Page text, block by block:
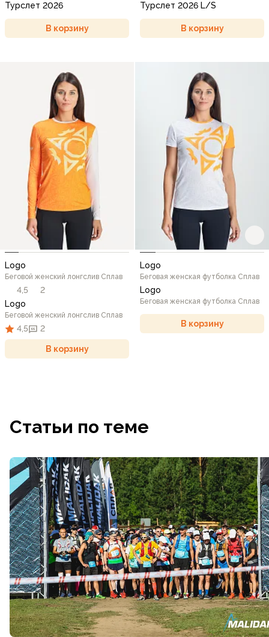
Турслет 2026
В корзину
Турслет 2026 L/S
В корзину
Logo
Беговой женский лонгслив Сплав
4,5
2
Logo
Беговой женский лонгслив Сплав
4,5 2
В корзину
Logo
Беговая женская футболка Сплав
Logo
Беговая женская футболка Сплав
В корзину
Статьи по теме